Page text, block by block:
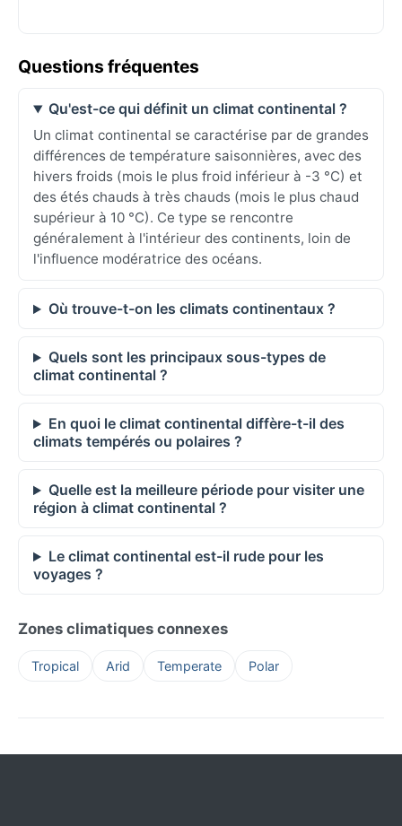
Questions fréquentes
Qu'est-ce qui définit un climat continental ?
Un climat continental se caractérise par de grandes
différences de température saisonnières, avec des
hivers froids (mois le plus froid inférieur à -3 °C) et
des étés chauds à très chauds (mois le plus chaud
supérieur à 10 °C). Ce type se rencontre
généralement à l'intérieur des continents, loin de
l'influence modératrice des océans.
Où trouve-t-on les climats continentaux ?
Quels sont les principaux sous-types de
climat continental ?
En quoi le climat continental diffère-t-il des
climats tempérés ou polaires ?
Quelle est la meilleure période pour visiter une
région à climat continental ?
Le climat continental est-il rude pour les
voyages ?
Zones climatiques connexes
Tropical Arid Temperate Polar